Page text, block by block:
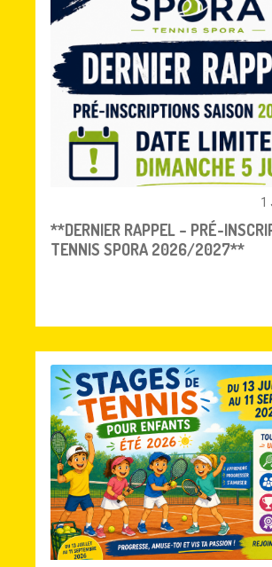
1
**DERNIER RAPPEL – PRÉ-
TENNIS SPORA 2026/2027**